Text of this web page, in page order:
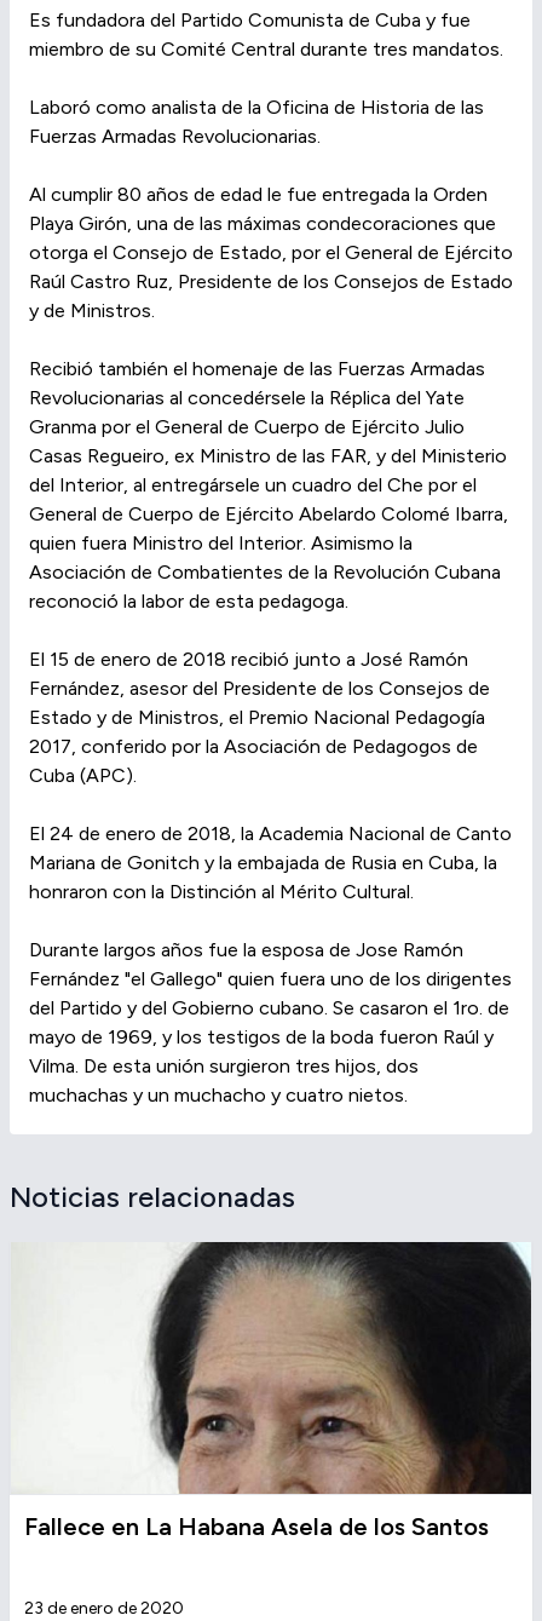
Es fundadora del Partido Comunista de Cuba y fue
miembro de su Comité Central durante tres mandatos.
Laboró como analista de la Oficina de Historia de las
Fuerzas Armadas Revolucionarias.
Al cumplir 80 años de edad le fue entregada la Orden
Playa Girón, una de las máximas condecoraciones que
otorga el Consejo de Estado, por el General de Ejército
Raúl Castro Ruz, Presidente de los Consejos de Estado
y de Ministros.
Recibió también el homenaje de las Fuerzas Armadas
Revolucionarias al concedérsele la Réplica del Yate
Granma por el General de Cuerpo de Ejército Julio
Casas Regueiro, ex Ministro de las FAR, y del Ministerio
del Interior, al entregársele un cuadro del Che por el
General de Cuerpo de Ejército Abelardo Colomé Ibarra,
quien fuera Ministro del Interior. Asimismo la
Asociación de Combatientes de la Revolución Cubana
reconoció la labor de esta pedagoga.
El 15 de enero de 2018 recibió junto a José Ramón
Fernández, asesor del Presidente de los Consejos de
Estado y de Ministros, el Premio Nacional Pedagogía
2017, conferido por la Asociación de Pedagogos de
Cuba (APC).
El 24 de enero de 2018, la Academia Nacional de Canto
Mariana de Gonitch y la embajada de Rusia en Cuba, la
honraron con la Distinción al Mérito Cultural.
Durante largos años fue la esposa de Jose Ramón
Fernández "el Gallego" quien fuera uno de los dirigentes
del Partido y del Gobierno cubano. Se casaron el 1ro. de
mayo de 1969, y los testigos de la boda fueron Raúl y
Vilma. De esta unión surgieron tres hijos, dos
muchachas y un muchacho y cuatro nietos.
Noticias relacionadas
Fallece en La Habana Asela de los Santos
23 de enero de 2020